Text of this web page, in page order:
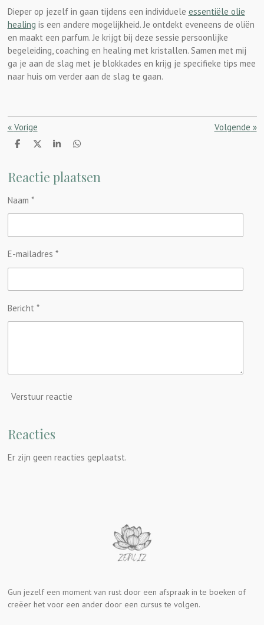
Dieper op jezelf in gaan tijdens een individuele essentiële olie
healing is een andere mogelijkheid. Je ontdekt eveneens de oliën
en maakt een parfum. Je krijgt bij deze sessie persoonlijke
begeleiding, coaching en healing met kristallen. Samen met mij
ga je aan de slag met je blokkades en krijg je specifieke tips mee
naar huis om verder aan de slag te gaan.
« Vorige Volgende »
D
e
n
D
l
S
r
e
D
e
n
Reactie plaatsen
Naam *
E-mailadres *
Bericht *
Verstuur reactie
Reacties
Er zijn geen reacties geplaatst.
Gun jezelf een moment van rust door een afspraak in te boeken of
creëer het voor een ander door een cursus te volgen.